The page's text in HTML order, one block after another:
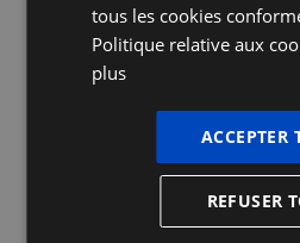
Nom de l'entreprise
Quel type d'entreprise avez-
tous les cookies
Politique relative aux
plus
ACCEPTER
REFUSER